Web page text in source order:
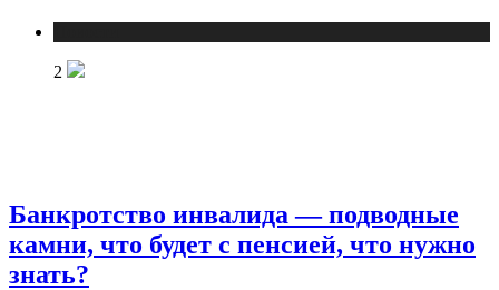
2
Банкротство инвалида — подводные
камни, что будет с пенсией, что нужно
знать?